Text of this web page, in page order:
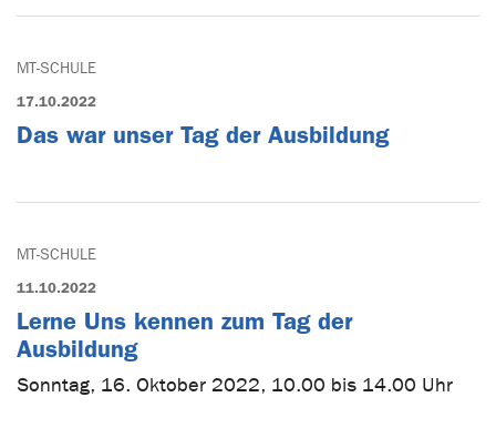
MT-SCHULE
17.10.2022
Das war unser Tag der Ausbildung
MT-SCHULE
11.10.2022
Lerne Uns kennen zum Tag der
Ausbildung
Sonntag, 16. Oktober 2022, 10.00 bis 14.00 Uhr